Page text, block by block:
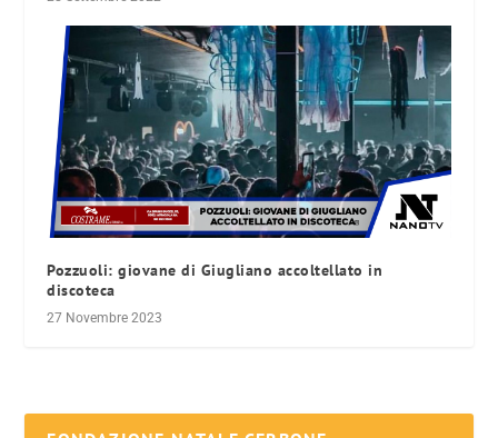
Pozzuoli: giovane di Giugliano accoltellato in
discoteca
27 Novembre 2023